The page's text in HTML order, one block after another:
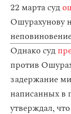
22 марта суд
Ошурахунову
Однако суд
против
задержание
написанных в
утверждал,